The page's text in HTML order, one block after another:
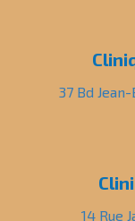
37 Bd
14 Rue